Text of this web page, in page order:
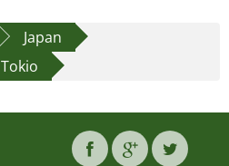
Japan
Tokio